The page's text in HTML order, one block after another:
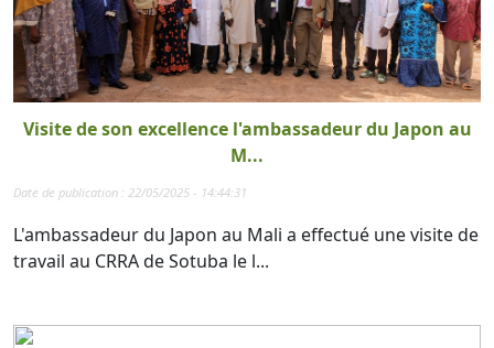
Visite de son excellence l'ambassadeur du Japon au
M...
Date de publication : 22/05/2025 - 14:44:31
L'ambassadeur du Japon au Mali a effectué une visite de
travail au CRRA de Sotuba le l...